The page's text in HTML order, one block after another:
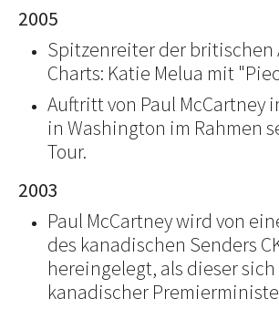
2005
Spitzenreiter der britischen
Charts: Katie Melua mit
Auftritt von Paul McCartney
in Washington im Rahmen
Tour.
2003
Paul McCartney wird von
des kanadischen Senders
hereingelegt, als dieser sich
kanadischer